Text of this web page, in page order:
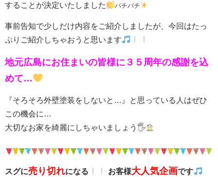
することが決定いたしました
パチパチ
事前告知で少しだけ内容をご紹介しましたが、今回はたっ
ぷりご紹介しちゃおうと思います
地元広島にお住まいの皆様に３５周年の感謝を込
めて…
『そろそろ外壁塗装をしないと…』と思っている人はぜひ
この機会に…
大切なお家を綺麗にしちゃいましょう🖐
スグに売り切れになる お客様大人気企画です